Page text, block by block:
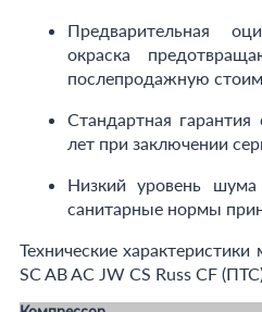
Предварительная
окраска
послепродажную
Стандартная
лет при заключении
Низкий уровень
санитарные нормы
Технические
SC AB AC JW CS Russ CF